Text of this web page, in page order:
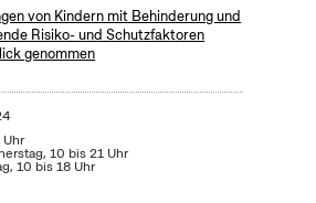
von Kindern mit Behinderung und
Risiko- und Schutzfaktoren
genommen
10 bis 21 Uhr
10 bis 18 Uhr